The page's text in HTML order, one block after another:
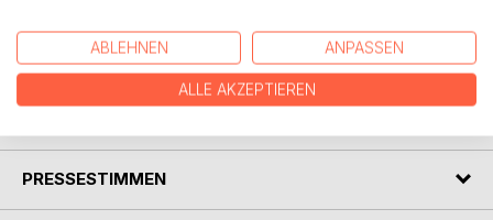
The most important topic was not mentioned:
apercevoir et sourire
PRESSESTIMMEN
ABLEHNEN ANPASSEN
ALLE AKZEPTIEREN